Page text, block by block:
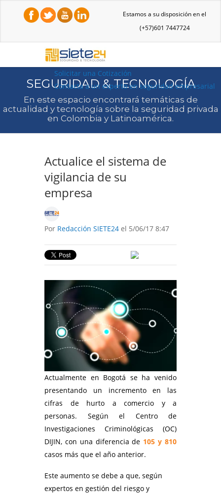
Estamos a su disposición en el
(+57)601 7447724
Solicitar una Cotización
Contacta a un experto en seguridad empresarial
SEGURIDAD & TECNOLOGÍA
En este espacio encontrará temáticas de
actualidad y tecnología sobre la seguridad privada
en Colombia y Latinoamérica.
Actualice el sistema de
vigilancia de su
empresa
Por Redacción SIETE24 el 5/06/17 8:47
Actualmente en Bogotá se ha venido
presentando un incremento en las
cifras de hurto a comercio y a
personas. Según el Centro de
Investigaciones Criminológicas (OC)
DIJIN, con una diferencia de 105 y 810
casos más que el año anterior.
Este aumento se debe a que, según
expertos en gestión del riesgo y